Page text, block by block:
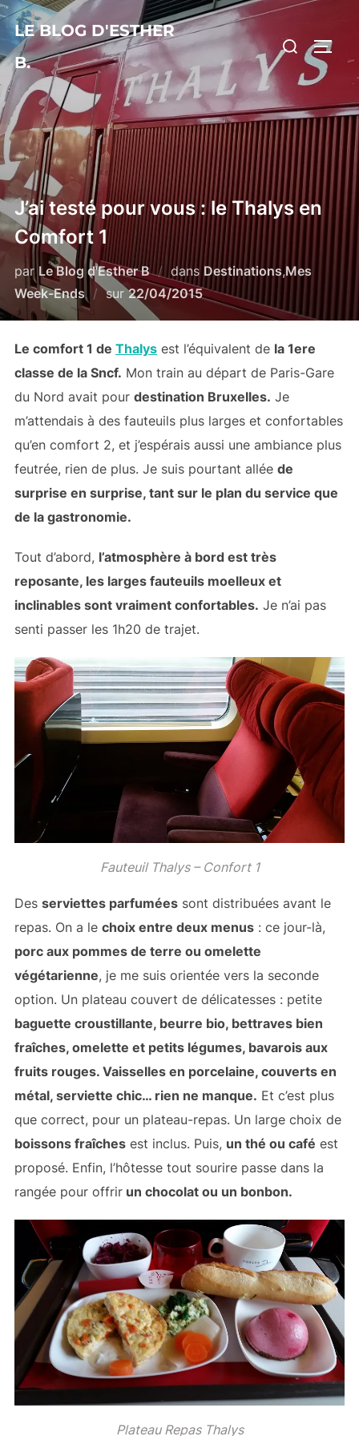
Aller
au
contenu
LE BLOG D'ESTHER
B.
Rechercher :
J’ai testé pour vous : le Thalys en
Comfort 1
parLe Blog d'Esther B dansDestinations,Mes
Week-Ends
surPublié
le
22/04/2015
Le comfort 1 de Thalysest l’équivalent de la 1ere
classe de la Sncf. Mon train au départ de Paris-Gare
du Nord avait pour destination Bruxelles. Je
m’attendais à des fauteuils plus larges et confortables
qu’en comfort 2, et j’espérais aussi une ambiance plus
feutrée, rien de plus. Je suis pourtant allée de
surprise en surprise, tant sur le plan du service que
de la gastronomie.
Tout d’abord, l’atmosphère à bord est très
reposante, les larges fauteuils moelleux et
inclinables sont vraiment confortables. Je n’ai pas
senti passer les 1h20 de trajet.
Fauteuil Thalys – Confort 1
Des serviettes parfuméessont distribuées avant le
repas. On a le choix entre deux menus: ce jour-là,
porc aux pommes de terre ou omelette
végétarienne, je me suis orientée vers la seconde
option. Un plateau couvert de délicatesses : petite
baguette croustillante, beurre bio, bettraves bien
fraîches, omelette et petits légumes, bavarois aux
fruits rouges. Vaisselles en porcelaine, couverts en
métal, serviette chic… rien ne manque. Et c’est plus
que correct, pour un plateau-repas. Un large choix de
boissons fraîchesest inclus. Puis, un thé ou café est
proposé. Enfin, l’hôtesse tout sourire passe dans la
rangée pour offrirun chocolat ou un bonbon.
Plateau Repas Thalys